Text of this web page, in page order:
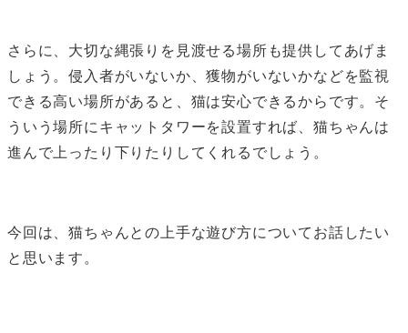
さらに、大切な縄張りを見渡せる場所も提供してあげま
しょう。侵入者がいないか、獲物がいないかなどを監視
できる高い場所があると、猫は安心できるからです。そ
ういう場所にキャットタワーを設置すれば、猫ちゃんは
進んで上ったり下りたりしてくれるでしょう。
今回は、猫ちゃんとの上手な遊び方についてお話したい
と思います。